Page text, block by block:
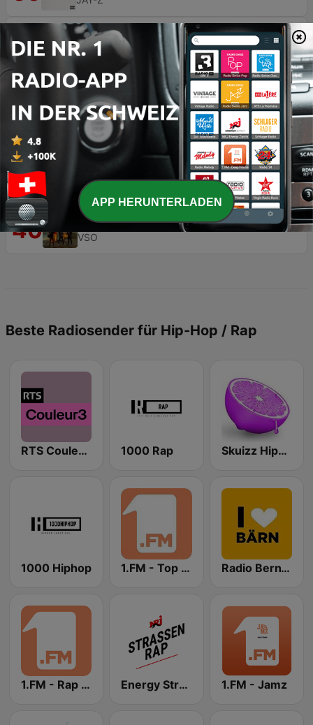
36 1955 (feat. Montaigne and Tom Thum)
Hilltop Hoods
37 Ziitreis
Stereo Luchs
38 Circles
Post Malone
39 Hard Knock Life (Ghetto Anthem)
JAY-Z
40 Soleil bleu
VSO
Beste Radiosender für Hip-Hop / Rap
RTS Couleur 3 1000 Rap Skuizz Hip-Hop
1000 Hiphop 1.FM - Top Rap Radio Bern1 I love Bärn
1.FM - Rap Pregame Energy Strassen Rap 1.FM - Jamz
APP HERUNTERLADEN